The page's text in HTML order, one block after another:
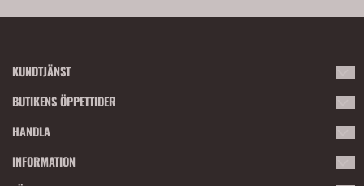
KUNDTJÄNST
Kontakta oss gärna eller besök butiken i Bollnäs!
Tegelmästarvägen 3, 82143 Bollnäs.
BUTIKENS ÖPPETTIDER
Lördagar 10:00-14:00
Söndagar och röda dagar har vi stängt.
HANDLA
Villkor
INFORMATION